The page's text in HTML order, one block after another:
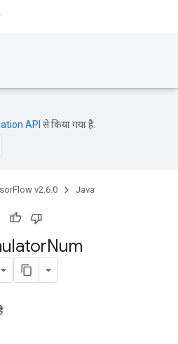
API से किया गया है.
v2.6.0 Java
Num